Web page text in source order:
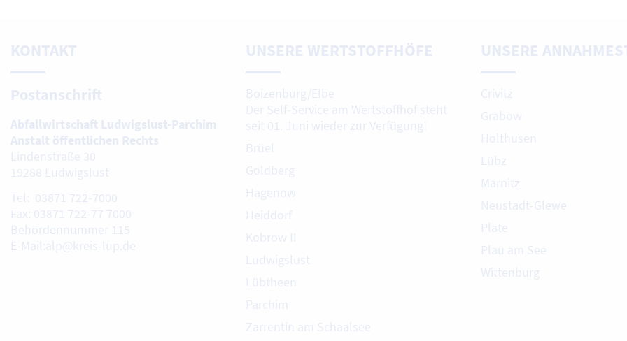
KONTAKT
Postanschrift
Abfallwirtschaft Ludwigslust-Parchim
Anstalt öffentlichen Rechts
Lindenstraße 30
19288 Ludwigslust
Tel: 03871 722-7000
Fax: 03871 722-77 7000
Behördennummer 115
E-Mail:alp@kreis-lup.de
UNSERE WERTSTOFFHÖFE
Boizenburg/Elbe
Der Self-Service am Wertstoffhof steht
seit 01. Juni wieder zur Verfügung!
Brüel
Goldberg
Hagenow
Heiddorf
Kobrow II
Ludwigslust
Lübtheen
Parchim
Zarrentin am Schaalsee
UNSERE
Crivitz
Grabow
Holthusen
Lübz
Marnitz
Neustadt-Glewe
Plate
Plau am See
Wittenburg